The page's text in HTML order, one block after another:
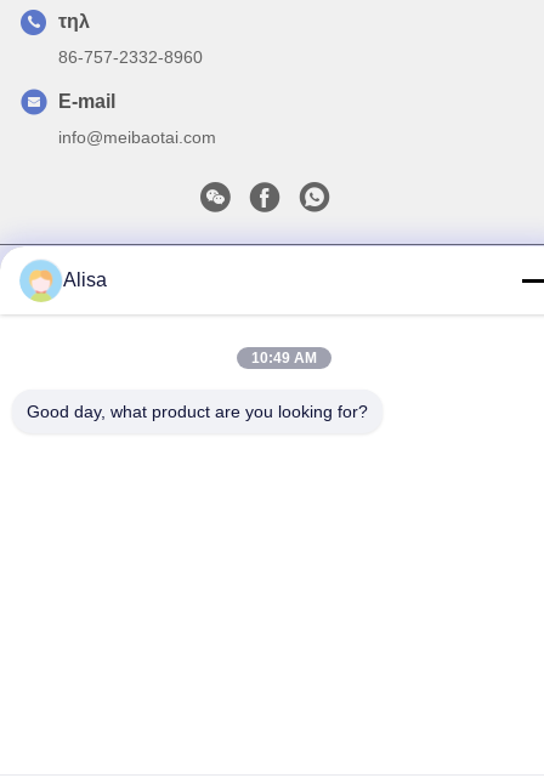
τηλ
86-757-2332-8960
E-mail
info@meibaotai.com
Πολιτική απορρήτου
Ανελκυστήρας από ανοξείδωτο ατσάλι Προμηθευτής. 2022-
Όλα τα δικαιώματα διατηρούνται.
Alisa
10:49 AM
Good day, what product are you looking for?